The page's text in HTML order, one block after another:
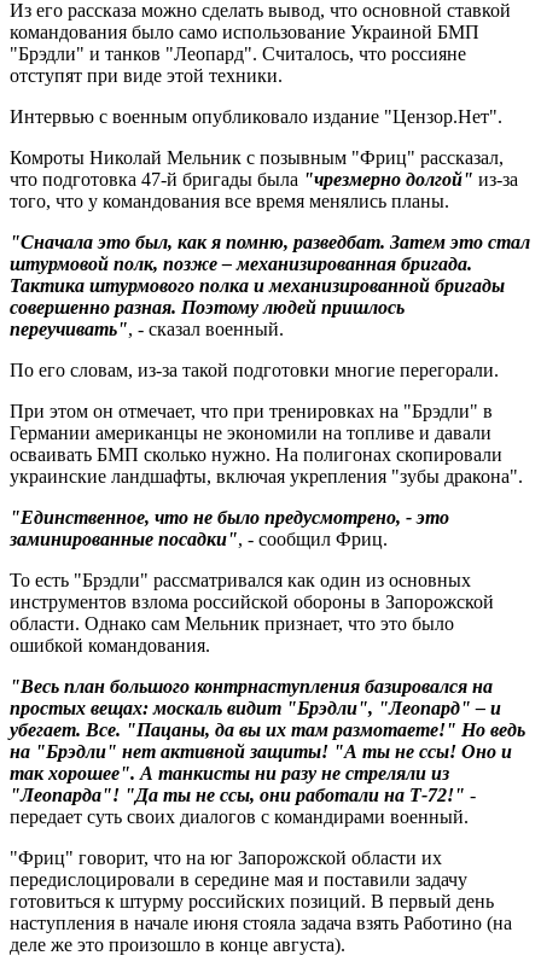
Из его рассказа можно сделать вывод, что основной ставкой
командования было само использование Украиной БМП
"Брэдли" и танков "Леопард". Считалось, что россияне
отступят при виде этой техники.
Интервью с военным опубликовало издание "Цензор.Нет".
Комроты Николай Мельник с позывным "Фриц" рассказал,
что подготовка 47-й бригады была "чрезмерно долгой" из-за
того, что у командования все время менялись планы.
"Сначала это был, как я помню, разведбат. Затем это стал
штурмовой полк, позже – механизированная бригада.
Тактика штурмового полка и механизированной бригады
совершенно разная. Поэтому людей пришлось
переучивать", - сказал военный.
По его словам, из-за такой подготовки многие перегорали.
При этом он отмечает, что при тренировках на "Брэдли" в
Германии американцы не экономили на топливе и давали
осваивать БМП сколько нужно. На полигонах скопировали
украинские ландшафты, включая укрепления "зубы дракона".
"Единственное, что не было предусмотрено, - это
заминированные посадки", - сообщил Фриц.
То есть "Брэдли" рассматривался как один из основных
инструментов взлома российской обороны в Запорожской
области. Однако сам Мельник признает, что это было
ошибкой командования.
"Весь план большого контрнаступления базировался на
простых вещах: москаль видит "Брэдли", "Леопард" – и
убегает. Все. "Пацаны, да вы их там размотаете!" Но ведь
на "Брэдли" нет активной защиты! "А ты не ссы! Оно и
так хорошее". А танкисты ни разу не стреляли из
"Леопарда"! "Да ты не ссы, они работали на Т-72!" -
передает суть своих диалогов с командирами военный.
"Фриц" говорит, что на юг Запорожской области их
передислоцировали в середине мая и поставили задачу
готовиться к штурму российских позиций. В первый день
наступления в начале июня стояла задача взять Работино (на
деле же это произошло в конце августа).